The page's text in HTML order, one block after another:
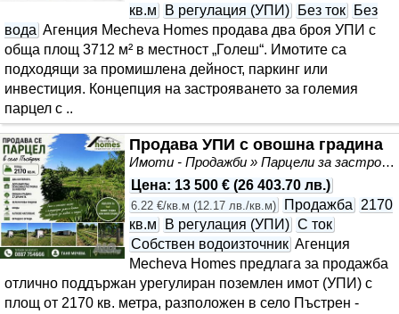
кв.м
В регулация (УПИ) Без ток
Без
вода Агенция Mecheva Homes продава два броя УПИ с
обща площ 3712 м² в местност „Голеш“. Имотите са
подходящи за промишлена дейност, паркинг или
инвестиция. Концепция на застрояването за големия
парцел с ..
Продава УПИ с овошна градина
Имоти - Продажби » Парцели за застрояване, Инвестиционни проекти
Цена: 13 500 € (26 403.70 лв.)
6.22 €/кв.м (12.17 лв./кв.м) Продажба
2170
кв.м
В регулация (УПИ) С ток
Собствен водоизточник Агенция
Mecheva Homes предлага за продажба
отлично поддържан урегулиран поземлен имот (УПИ) с
площ от 2170 кв. метра, разположен в село Пъстрен -